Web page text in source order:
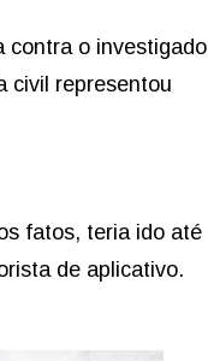
contra o investigado
civil representou
fatos, teria ido até
de aplicativo.